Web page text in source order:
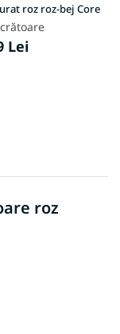
roz roz-bej Core
Lei
roz